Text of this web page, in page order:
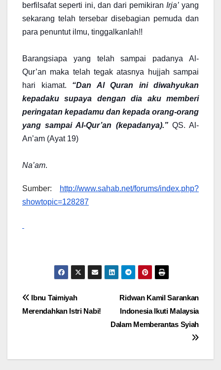
berfilsafat seperti ini, dan dari pemikiran Irja’ yang
sekarang telah tersebar disebagian pemuda dan
para penuntut ilmu, tinggalkanlah!!
Barangsiapa yang telah sampai padanya Al-
Qur’an maka telah tegak atasnya hujjah sampai
hari kiamat. “Dan Al Quran ini diwahyukan
kepadaku supaya dengan dia aku memberi
peringatan kepadamu dan kepada orang-orang
yang sampai Al-Qur’an (kepadanya).”QS. Al-
An’am (Ayat 19)
Na’am.
Sumber:
http://www.sahab.net/forums/index.php?
showtopic=128287
Post
Ridwan Kamil Sarankan
Indonesia Ikuti Malaysia
Dalam Memberantas Syiah
Ibnu Taimiyah
Merendahkan Istri Nabi!